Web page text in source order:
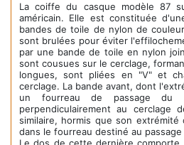
La coiffe du casque modèle 87
américain. Elle est constituée
bandes de toile de nylon de
sont brulées pour éviter
par une bande de toile en nylon
sont cousues sur le cerclage,
longues, sont pliées en "V" et
cerclage. La bande avant, dont
un fourreau de passage du
perpendiculairement au
similaire, hormis que son
dans le fourreau destiné au